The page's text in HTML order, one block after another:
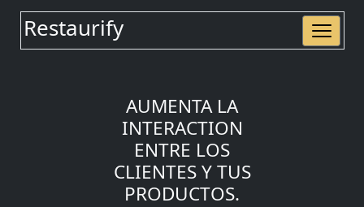
Restaurify
AUMENTA LA
INTERACTION
ENTRE LOS
CLIENTES Y TUS
PRODUCTOS.